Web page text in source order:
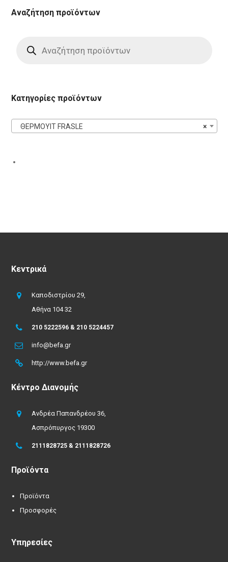
Αναζήτηση προϊόντων
search
Κατηγορίες προϊόντων
×
ΘΕΡΜΟΥΙΤ FRASLE
Κεντρικά
Καποδιστρίου 29,
Αθήνα 104 32
210 5222596 & 210 5224457
info@befa.gr
http://www.befa.gr
Κέντρο Διανομής
Ανδρέα Παπανδρέου 36,
Ασπρόπυργος 19300
2111828725 & 2111828726
Προϊόντα
Προϊόντα
Προσφορές
Υπηρεσίες